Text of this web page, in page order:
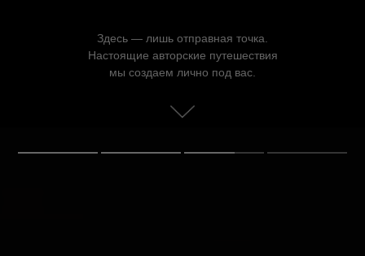
Здесь — лишь отправная точка.
Настоящие авторские путешествия
мы создаем лично под вас.